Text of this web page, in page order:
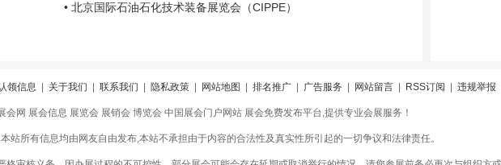
• 北京国际石油石化技术装备展览会（CIPPE）
领信息 关于我们 联系我们 隐私政策 网站地图 排名推广 广告服务 网站留言 RSS订阅 违规举报
会网 展会信息 展览会 展销会 博览会 中国展会门户网站 展会免费发布平台,提供专业会展服务！
站所有信息均由网友自由发布,本站不承担由于内容的合法性及真实性所引起的一切争议和法律责任。